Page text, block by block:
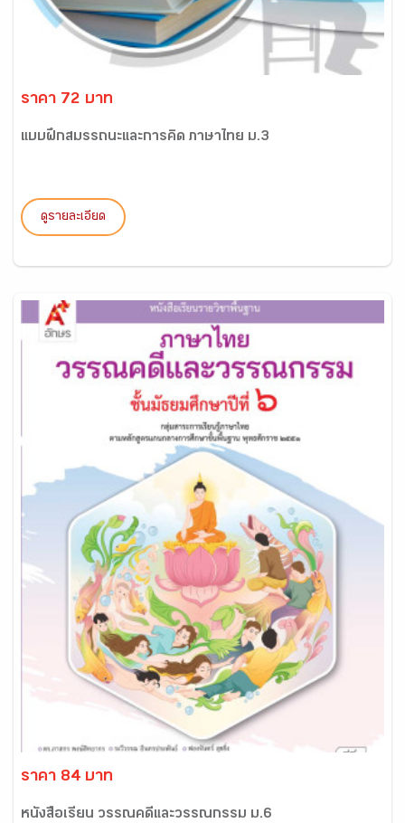
ราคา 72 บาท
แบบฝึกสมรรถนะและการคิด ภาษาไทย ม.3
ดูรายละเอียด
ราคา 84 บาท
หนังสือเรียน วรรณคดีและวรรณกรรม ม.6